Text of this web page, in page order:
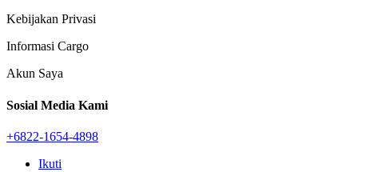
Kebijakan Privasi
Informasi Cargo
Akun Saya
Sosial Media Kami
+6822-1654-4898
Ikuti